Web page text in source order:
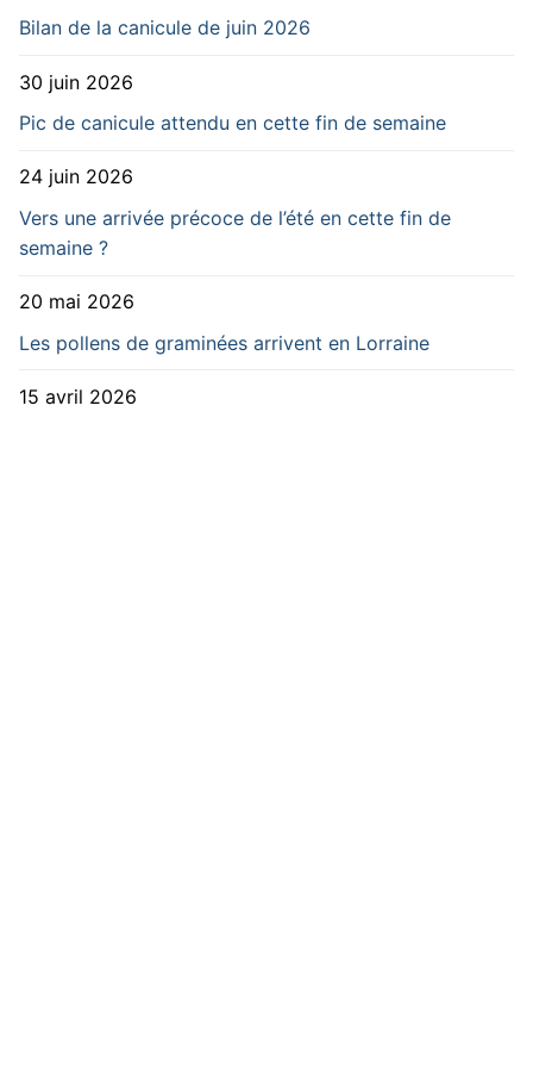
Bilan de la canicule de juin 2026
30 juin 2026
Pic de canicule attendu en cette fin de semaine
24 juin 2026
Vers une arrivée précoce de l’été en cette fin de
semaine ?
20 mai 2026
Les pollens de graminées arrivent en Lorraine
15 avril 2026